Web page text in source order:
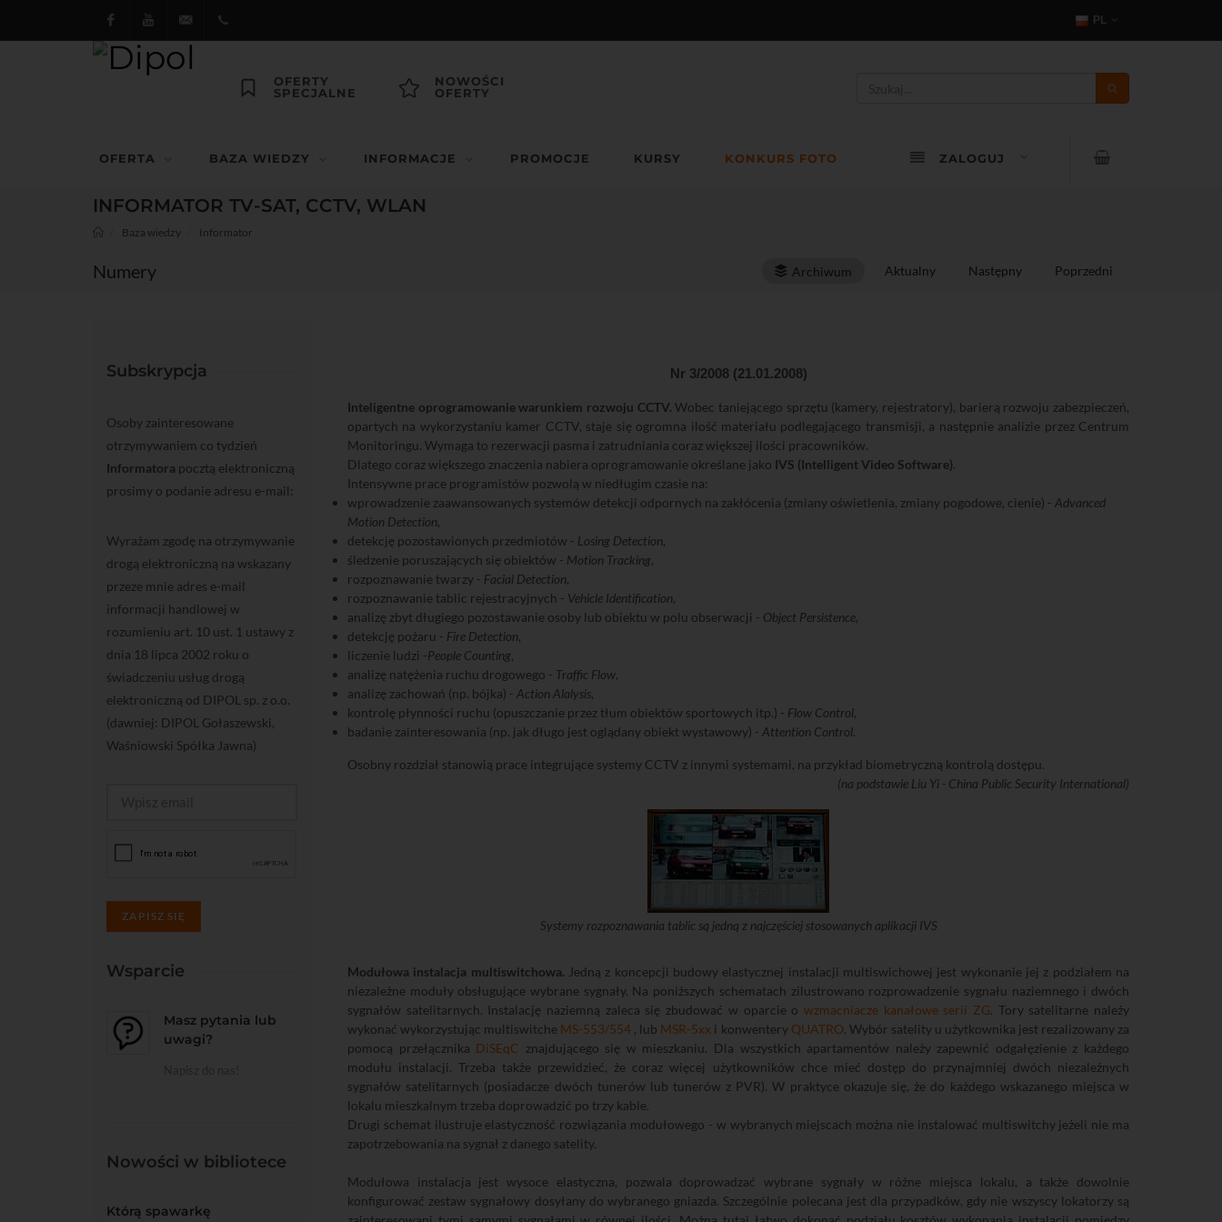
FacebookYoutubedipol@dipol.com.pl
PL
OFERTY
SPECJALNE
NOWOŚCI
OFERTY
OFERTA BAZA WIEDZY INFORMACJE PROMOCJE KURSY KONKURS FOTO ZALOGUJ
INFORMATOR TV-SAT, CCTV, WLAN
Baza wiedzy Informator
Numery Archiwum Aktualny Następny Poprzedni
Nr 3/2008 (21.01.2008)
Inteligentne oprogramowanie warunkiem rozwoju CCTV. Wobec taniejącego sprzętu (kamery, rejestratory), barierą rozwoju zabezpieczeń,
opartych na wykorzystaniu kamer CCTV, staje się ogromna ilość materiału podlegającego transmisji, a następnie analizie przez Centrum
Monitoringu. Wymaga to rezerwacji pasma i zatrudniania coraz większej ilości pracowników.
Dlatego coraz większego znaczenia nabiera oprogramowanie określane jako IVS (Intelligent Video Software).
Intensywne prace programistów pozwolą w niedługim czasie na:
wprowadzenie zaawansowanych systemów detekcji odpornych na zakłócenia (zmiany oświetlenia, zmiany pogodowe, cienie) - Advanced
Motion Detection,
detekcję pozostawionych przedmiotów - Losing Detection,
śledzenie poruszających się obiektów - Motion Tracking,
rozpoznawanie twarzy - Facial Detection,
rozpoznawanie tablic rejestracyjnych - Vehicle Identification,
analizę zbyt długiego pozostawanie osoby lub obiektu w polu obserwacji - Object Persistence,
detekcję pożaru - Fire Detection,
liczenie ludzi -People Counting,
analizę natężenia ruchu drogowego - Traffic Flow,
analizę zachowań (np. bójka) - Action Alalysis,
kontrolę płynności ruchu (opuszczanie przez tłum obiektów sportowych itp.) - Flow Control,
badanie zainteresowania (np. jak długo jest oglądany obiekt wystawowy) - Attention Control.
Osobny rozdział stanowią prace integrujące systemy CCTV z innymi systemami, na przykład biometryczną kontrolą dostępu.
(na podstawie Liu Yi - China Public Security International)
Systemy rozpoznawania tablic są jedną z najczęściej stosowanych aplikacji IVS
Modułowa instalacja multiswitchowa. Jedną z koncepcji budowy elastycznej instalacji multiswichowej jest wykonanie jej z podziałem na
niezależne moduły obsługujące wybrane sygnały. Na poniższych schematach zilustrowano rozprowadzenie sygnału naziemnego i dwóch
sygnałów satelitarnych. Instalację naziemną zaleca się zbudować w oparcie o wzmacniacze kanałowe serii ZG. Tory satelitarne należy
wykonać wykorzystując multiswitche MS-553/554 , lub MSR-5xx i konwentery QUATRO. Wybór satelity u użytkownika jest rezalizowany za
pomocą przełącznika DiSEqC znajdującego się w mieszkaniu. Dla wszystkich apartamentów należy zapewnić odgałęzienie z każdego
modułu instalacji. Trzeba także przewidzieć, że coraz więcej użytkowników chce mieć dostęp do przynajmniej dwóch niezależnych
sygnałów satelitarnych (posiadacze dwóch tunerów lub tunerów z PVR). W praktyce okazuje się, że do każdego wskazanego miejsca w
lokalu mieszkalnym trzeba doprowadzić po trzy kable.
Drugi schemat ilustruje elastyczność rozwiązania modułowego - w wybranych miejscach można nie instalować multiswitchy jeżeli nie ma
zapotrzebowania na sygnał z danego satelity.
Modułowa instalacja jest wysoce elastyczna, pozwala doprowadzać wybrane sygnały w różne miejsca lokalu, a także dowolnie
konfigurować zestaw sygnałowy dosyłany do wybranego gniazda. Szczególnie polecana jest dla przypadków, gdy nie wszyscy lokatorzy są
Subskrypcja
Osoby zainteresowane
otrzymywaniem co tydzień
Informatora pocztą elektroniczną
prosimy o podanie adresu e-mail:
Wyrażam zgodę na otrzymywanie
drogą elektroniczną na wskazany
przeze mnie adres e-mail
informacji handlowej w
rozumieniu art. 10 ust. 1 ustawy z
dnia 18 lipca 2002 roku o
świadczeniu usług drogą
elektroniczną od DIPOL sp. z o.o.
(dawniej: DIPOL Gołaszewski,
Waśniowski Spółka Jawna)
ZAPISZ SIĘ
Wsparcie
Masz pytania lub
uwagi?
Nowości w bibliotece
Którą spawarkę